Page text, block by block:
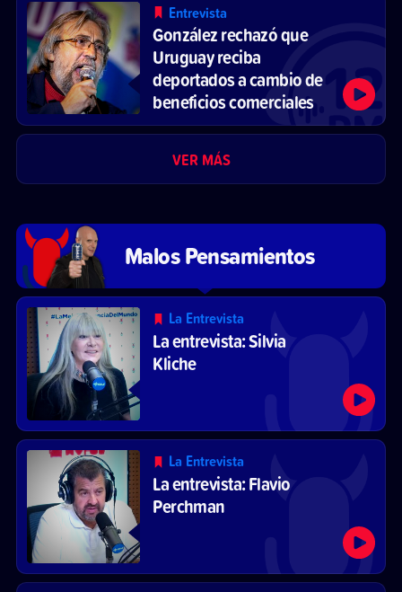
Entrevista
González rechazó que
Uruguay reciba
deportados a cambio de
beneficios comerciales
VER MÁS
Malos Pensamientos
La Entrevista
La entrevista: Silvia
Kliche
La Entrevista
La entrevista: Flavio
Perchman